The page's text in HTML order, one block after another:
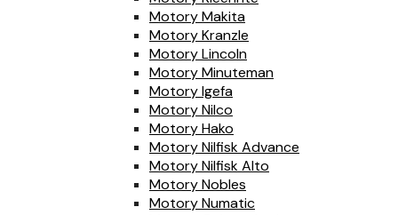
Motory Makita
Motory Kranzle
Motory Lincoln
Motory Minuteman
Motory Igefa
Motory Nilco
Motory Hako
Motory Nilfisk Advance
Motory Nilfisk Alto
Motory Nobles
Motory Numatic